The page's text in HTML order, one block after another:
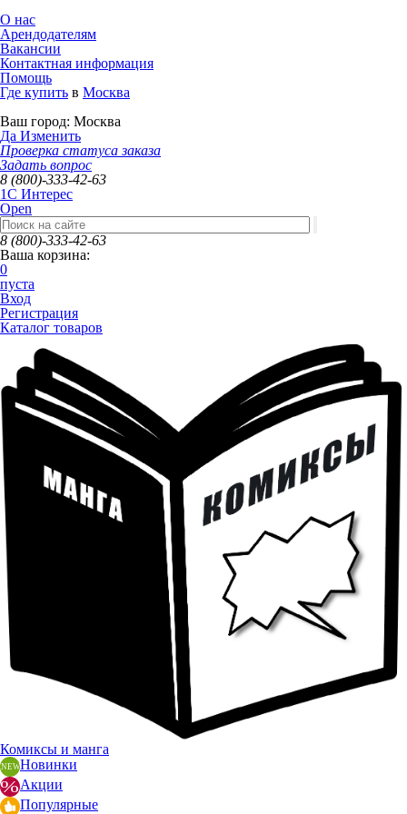
О нас
Арендодателям
Вакансии
Контактная информация
Помощь
Где купить в Москва
Ваш город: Москва
Да Изменить
Проверка статуса заказа
Задать вопрос
8 (800)-333-42-63
1C Интерес
Open
8 (800)-333-42-63
Ваша корзина:
0
пуста
Вход
Регистрация
Каталог товаров
Комиксы и манга
Новинки
Акции
Популярные